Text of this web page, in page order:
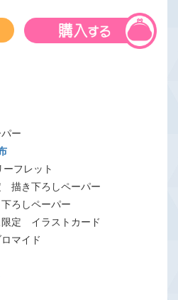
ー
フレット
描き下ろしペーパー
ろしペーパー
限定 イラストカード
マイド